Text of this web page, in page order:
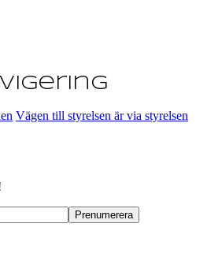
Vägen till styrelsen är via styrelsen